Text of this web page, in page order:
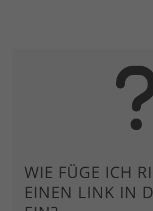
WIE FÜGE ICH
EINEN LINK IN